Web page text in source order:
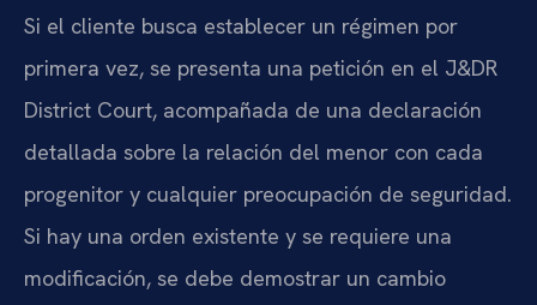
Si el cliente busca establecer un régimen por
primera vez, se presenta una petición en el J&DR
District Court, acompañada de una declaración
detallada sobre la relación del menor con cada
progenitor y cualquier preocupación de seguridad.
Si hay una orden existente y se requiere una
modificación, se debe demostrar un cambio